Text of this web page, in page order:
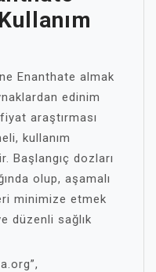
Enanthate almak
edinim
araştırması
kullanım
Başlangıç dozları
olup, aşamalı
minimize etmek
düzenli sağlık